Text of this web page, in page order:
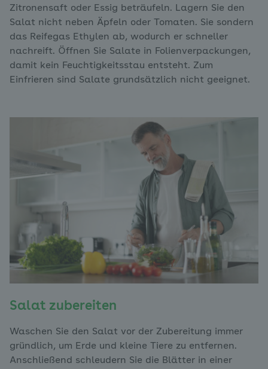
Zitronensaft oder Essig beträufeln. Lagern Sie den
Salat nicht neben Äpfeln oder Tomaten. Sie sondern
das Reifegas Ethylen ab, wodurch er schneller
nachreift. Öffnen Sie Salate in Folienverpackungen,
damit kein Feuchtigkeitsstau entsteht. Zum
Einfrieren sind Salate grundsätzlich nicht geeignet.
Salat zubereiten
Waschen Sie den Salat vor der Zubereitung immer
gründlich, um Erde und kleine Tiere zu entfernen.
Anschließend schleudern Sie die Blätter in einer